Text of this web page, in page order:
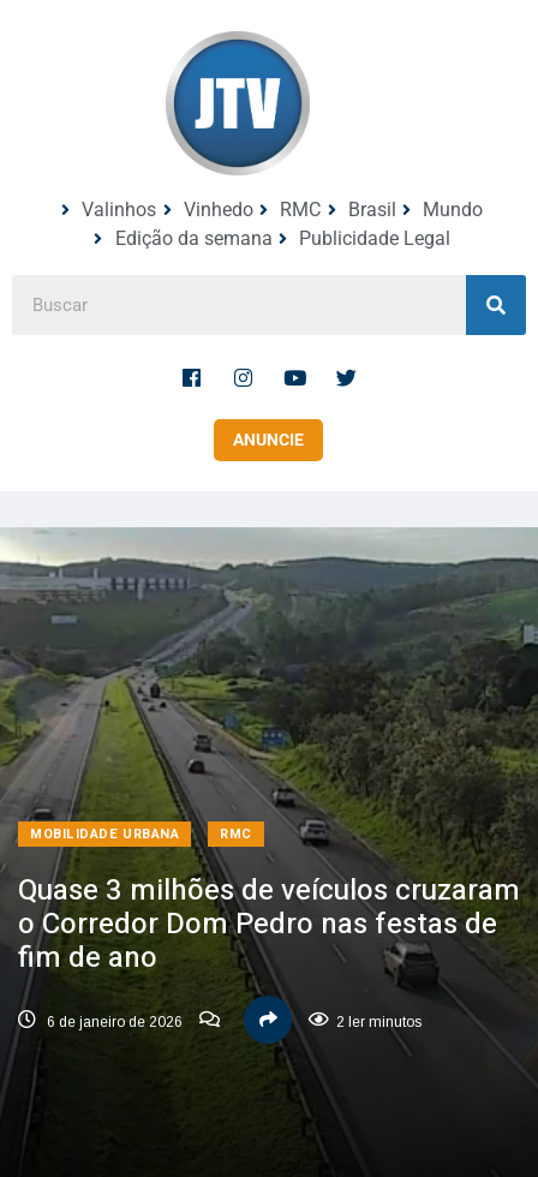
Valinhos Vinhedo RMC Brasil
Mundo
Edição da semana
Publicidade Legal
ANUNCIE
MOBILIDADE URBANA RMC
Quase 3 milhões de veículos cruzaram
o Corredor Dom Pedro nas festas de
fim de ano
6 de janeiro de 2026 2 ler minutos